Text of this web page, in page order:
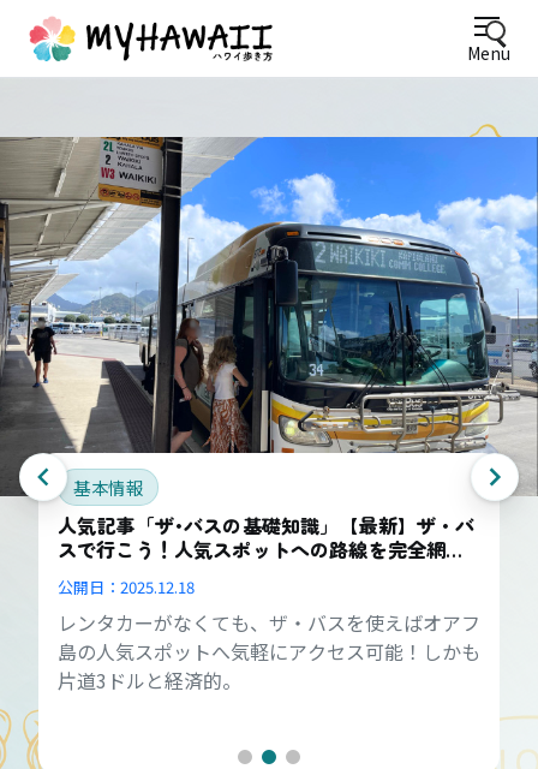
Menu
基本情報
人気記事「ザ･バスの基礎知識」【最新】ザ・バ
スで行こう！人気スポットへの路線を完全網
羅！
公開日： 2025.12.18
レンタカーがなくても、ザ・バスを使えばオアフ
島の人気スポットへ気軽にアクセス可能！しかも
片道3ドルと経済的。